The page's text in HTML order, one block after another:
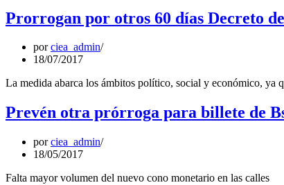
Prorrogan por otros 60 días Decreto
porciea_admin
18/07/2017
La medida abarca los ámbitos político, social y económico, ya
Prevén otra prórroga para billete de
porciea_admin
18/05/2017
Falta mayor volumen del nuevo cono monetario en las calles